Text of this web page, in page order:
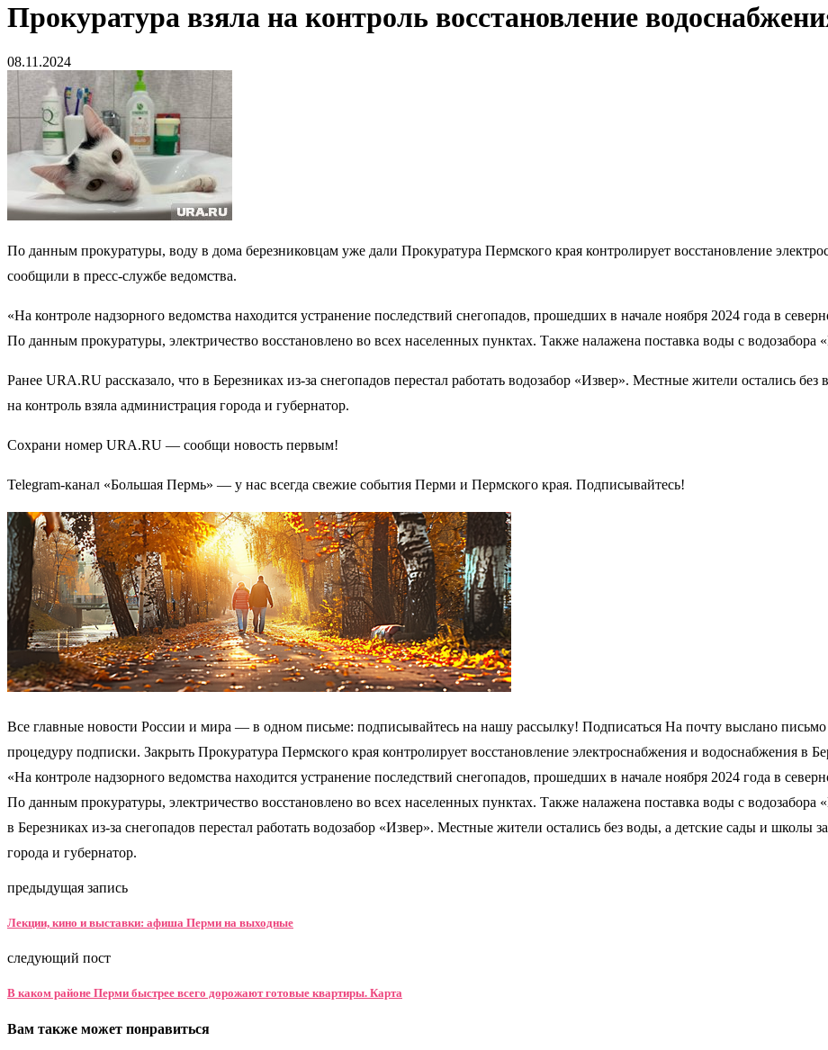
Прокуратура взяла на контроль восстановление
08.11.2024
По данным прокуратуры, воду в дома березниковцам уже дали Прокуратура Пермского края контролирует восстановление
сообщили в пресс-службе ведомства.
«На контроле надзорного ведомства находится устранение последствий снегопадов, прошедших в начале ноября 2024 года в
По данным прокуратуры, электричество восстановлено во всех населенных пунктах. Также налажена поставка воды с водозабора
Ранее URA.RU рассказало, что в Березниках из-за снегопадов перестал работать водозабор «Извер». Местные жители остались
на контроль взяла администрация города и губернатор.
Сохрани номер URA.RU — сообщи новость первым!
Telegram-канал «Большая Пермь» — у нас всегда свежие события Перми и Пермского края. Подписывайтесь!
Все главные новости России и мира — в одном письме: подписывайтесь на нашу рассылку! Подписаться На почту выслано
процедуру подписки. Закрыть Прокуратура Пермского края контролирует восстановление электроснабжения и водоснабжения в
«На контроле надзорного ведомства находится устранение последствий снегопадов, прошедших в начале ноября 2024 года в
По данным прокуратуры, электричество восстановлено во всех населенных пунктах. Также налажена поставка воды с водозабора
в Березниках из-за снегопадов перестал работать водозабор «Извер». Местные жители остались без воды, а детские сады и школы
города и губернатор.
предыдущая запись
Лекции, кино и выставки: афиша Перми на выходные
следующий пост
В каком районе Перми быстрее всего дорожают готовые квартиры. Карта
Вам также может понравиться